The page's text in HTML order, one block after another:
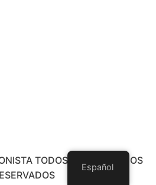
TODOS LOS DERECHOS
Español